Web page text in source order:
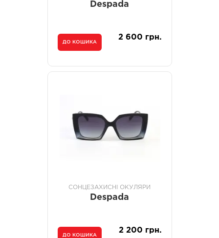
Despada
ДО КОШИКА
2 600 грн.
СОНЦЕЗАХИСНІ ОКУЛЯРИ
Despada
ДО КОШИКА
2 200 грн.